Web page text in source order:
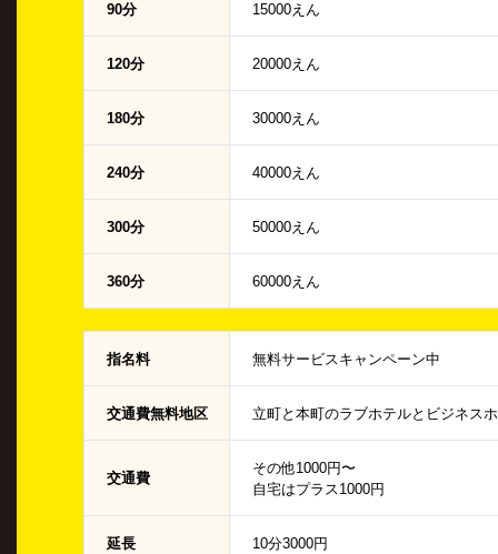
90分 15000えん
120分 20000えん
180分 30000えん
240分 40000えん
300分 50000えん
360分 60000えん
指名料 無料サービスキャンペーン中
交通費無料地区 立町と本町のラブホテルとビジネス
交通費
その他1000円〜
自宅はプラス1000円
延長 10分3000円